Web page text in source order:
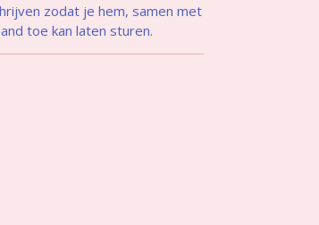
zodat je hem, samen met
toe kan laten sturen.